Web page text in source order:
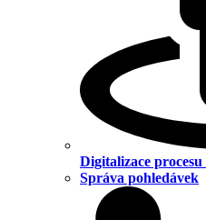
Digitalizace
Správa pohledávek